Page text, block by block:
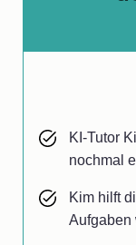
KI-Tutor
nochmal
Kim hilft
Aufgaben